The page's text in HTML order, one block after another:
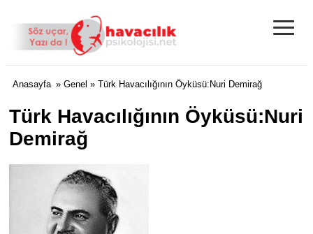
≡
Anasayfa » Genel » Türk Havacılığının Öyküsü:Nuri Demirağ
Türk Havacılığının Öyküsü:Nuri
Demirağ